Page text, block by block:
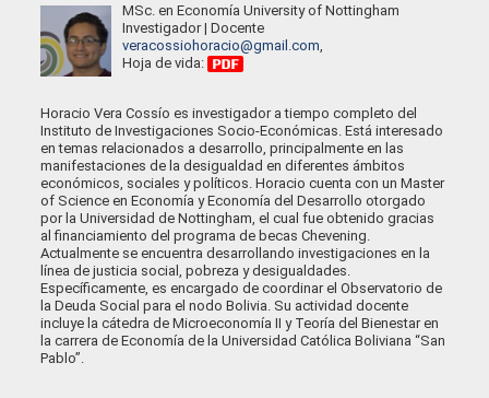
MSc. en Economía University of Nottingham
Investigador | Docente
veracossiohoracio@gmail.com
Hoja de vida:
Horacio Vera Cossío es investigador a tiempo completo del
Instituto de Investigaciones Socio-Económicas. Está interesado
en temas relacionados a desarrollo, principalmente en las
manifestaciones de la desigualdad en diferentes ámbitos
económicos, sociales y políticos. Horacio cuenta con un Master
of Science en Economía y Economía del Desarrollo otorgado
por la Universidad de Nottingham, el cual fue obtenido gracias
al financiamiento del programa de becas Chevening.
Actualmente se encuentra desarrollando investigaciones en la
línea de justicia social, pobreza y desigualdades.
Específicamente, es encargado de coordinar el Observatorio de
la Deuda Social para el nodo Bolivia. Su actividad docente
incluye la cátedra de Microeconomía II y Teoría del Bienestar en
la carrera de Economía de la Universidad Católica Boliviana “San
Pablo”.